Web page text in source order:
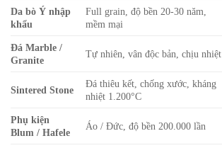
Da bò Ý nhập
khẩu
Full grain, độ bền 20-30 năm,
mềm mại
Đá Marble /
Granite
Tự nhiên, vân độc bản, chịu nhiệt
Sintered Stone
Đá thiêu kết, chống xước, kháng
nhiệt 1.200°C
Phụ kiện
Blum / Hafele
Áo / Đức, độ bền 200.000 lần